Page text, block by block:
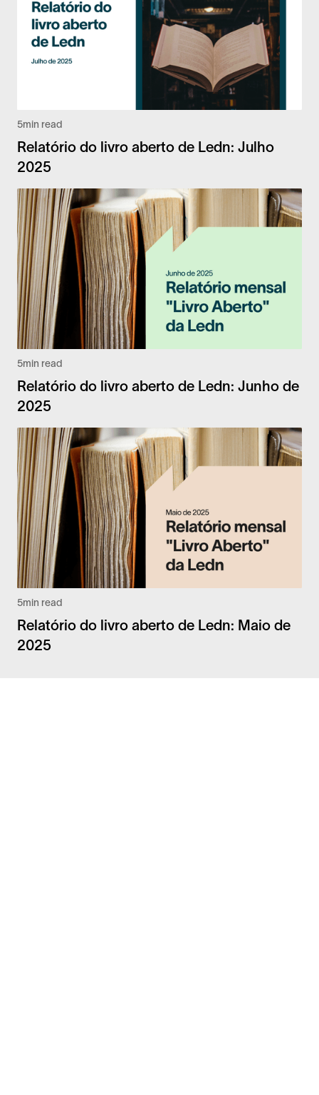
5min read
Relatório do livro aberto de Ledn: Julho
2025
5min read
Relatório do livro aberto de Ledn: Junho de
2025
5min read
Relatório do livro aberto de Ledn: Maio de
2025